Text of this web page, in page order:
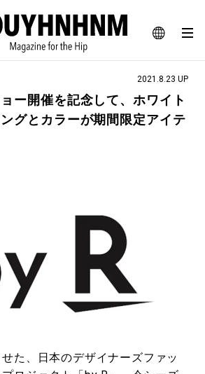
JA
EN
BLOG SNAP
ン、カルチャー、ライフスタイルWEBマガジン
#MONTHLY JOURNAL
#フイナムのYouTube
#FOCUS IT #AH.H
#MUSIC #MOVIE
#OUTDOOR
2021.8.23 UP
ー開催を記念して、ホワイト
グとカラーが期間限定アイテ
た、日本のデザイナーズファッ